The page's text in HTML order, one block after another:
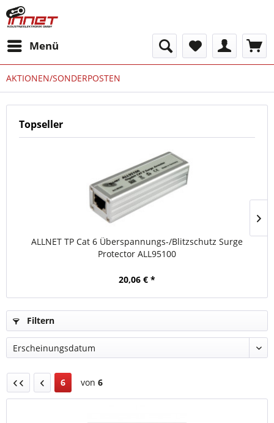
Menü
AKTIONEN/SONDERPOSTEN
Topseller
ALLNET TP Cat 6 Überspannungs-/Blitzschutz Surge
Protector ALL95100
20,06 € *
Filtern
6 von 6